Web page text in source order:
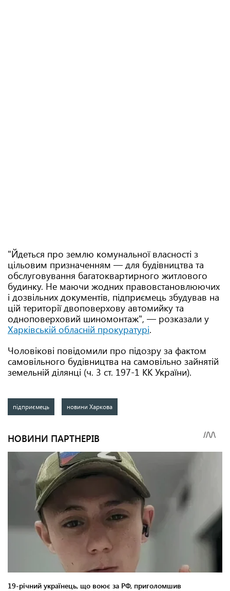
"Йдеться про землю комунальної власності з
цільовим призначенням — для будівництва та
обслуговування багатоквартирного житлового
будинку. Не маючи жодних правовстановлюючих
і дозвільних документів, підприємець збудував на
цій території двоповерхову автомийку та
одноповерховий шиномонтаж", — розказали у
Харківській обласній прокуратурі.
Чоловікові повідомили про підозру за фактом
самовільного будівництва на самовільно зайнятій
земельній ділянці (ч. 3 ст. 197-1 КК України).
підприємець новини Харкова